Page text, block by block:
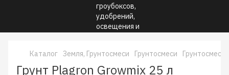
Каталог Земля, Грунтосмеси Грунтосмеси Грунтосмеси
Грунт Plagron Growmix 25 л